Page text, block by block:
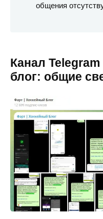
общения
Канал
блог: общие